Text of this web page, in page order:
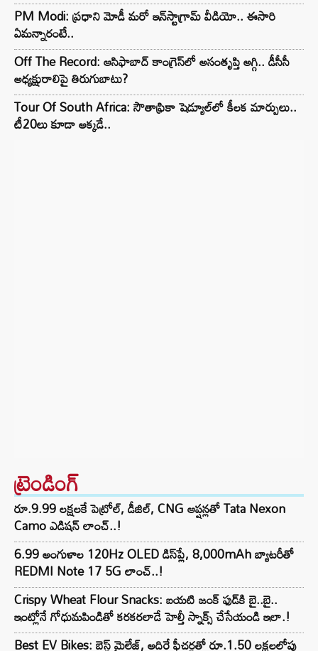
PM Modi: ప్రధాని మోడీ మరో ఇన్‌స్టాగ్రామ్ వీడియో.. ఈసారి
ఏమన్నారంటే..
Off The Record: ఆసిఫాబాద్ కాంగ్రెస్‌లో అసంతృప్తి అగ్గి.. డీసీసీ
అధ్యక్షురాలిపై తిరుగుబాటు?
Tour Of South Africa: సౌతాఫ్రికా షెడ్యూల్‌లో కీలక మార్పులు..
టీ20లు కూడా అక్కడే..
ట్రెండింగ్‌
రూ.9.99 లక్షలకే పెట్రోల్, డీజిల్, CNG ఆప్షన్లతో Tata Nexon
Camo ఎడిషన్ లాంచ్..!
6.99 అంగుళాల 120Hz OLED డిస్‌ప్లే, 8,000mAh బ్యాటరీతో
REDMI Note 17 5G లాంచ్..!
Crispy Wheat Flour Snacks: బయటి జంక్ ఫుడ్‌కి బై..బై..
ఇంట్లోనే గోధుమపిండితో కరకరలాడే హెల్తీ స్నాక్స్ చేసేయండి ఇలా.!
Best EV Bikes: బెస్ట్ మైలేజ్, అదిరే ఫీచర్లతో రూ.1.50 లక్షలలోపు